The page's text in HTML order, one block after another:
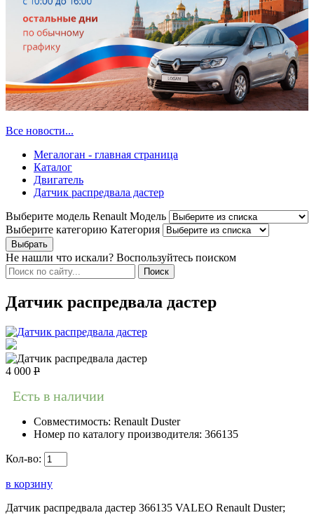
Все новости...
Мегалоган - главная страница
Каталог
Двигатель
Датчик распредвала дастер
Выберите модель Renault Модель
Выберите категорию Категория
Не нашли что искали? Воспользуйтесь поиском
Датчик распредвала дастер
4 000 Р
Есть в наличии
Совместимость: Renault Duster
Номер по каталогу производителя: 366135
Кол-во:
в корзину
Датчик распредвала дастер 366135 VALEO Renault Duster;